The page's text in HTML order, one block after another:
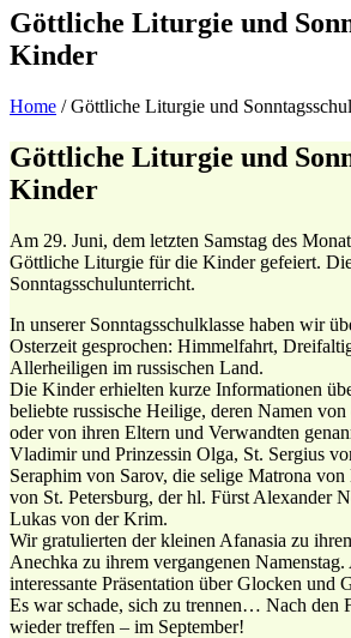
Göttliche Liturgie und
Kinder
Home /Göttliche Liturgie und
Göttliche Liturgie und
Kinder
Am 29. Juni, dem letzten Samstag des
Göttliche Liturgie für die Kinder gefeiert.
Sonntagsschulunterricht.
In unserer Sonntagsschulklasse haben wir
Osterzeit gesprochen: Himmelfahrt,
Allerheiligen im russischen Land.
Die Kinder erhielten kurze Informationen
beliebte russische Heilige, deren Namen
oder von ihren Eltern und Verwandten
Vladimir und Prinzessin Olga, St. Sergius
Seraphim von Sarov, die selige Matrona
von St. Petersburg, der hl. Fürst Alexander
Lukas von der Krim.
Wir gratulierten der kleinen Afanasia zu
Anechka zu ihrem vergangenen Namenstag.
interessante Präsentation über Glocken und
Es war schade, sich zu trennen… Nach den
wieder treffen – im September!